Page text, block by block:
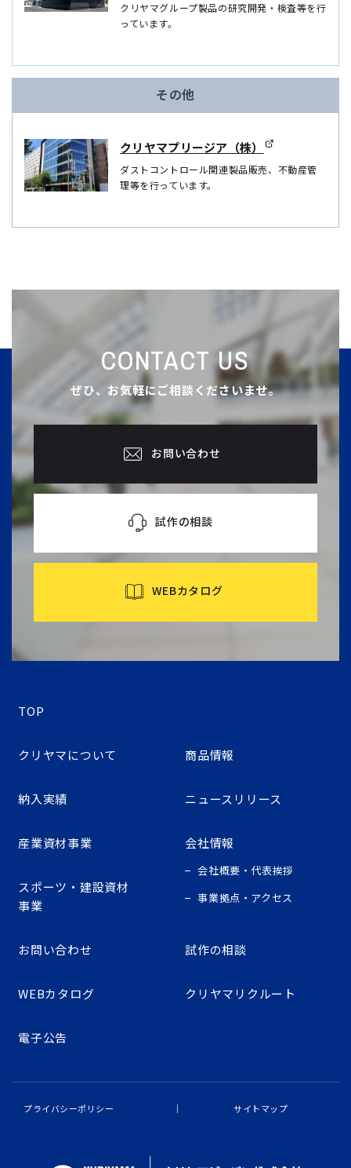
クリヤマグループ製品の研究開発・検査等を⾏
っています。
その他
クリヤマプリージア（株）
ダストコントロール関連製品販売、不動産管
理等を行っています。
CONTACT US
ぜひ、お気軽にご相談くださいませ。
お問い合わせ
試作の相談
WEBカタログ
TOP
クリヤマについて 商品情報
納入実績 ニュースリリース
産業資材事業
スポーツ・建設資材
事業
会社情報
会社概要・代表挨拶
事業拠点・アクセス
お問い合わせ 試作の相談
WEBカタログ クリヤマリクルート
電子公告
プライバシーポリシー サイトマップ